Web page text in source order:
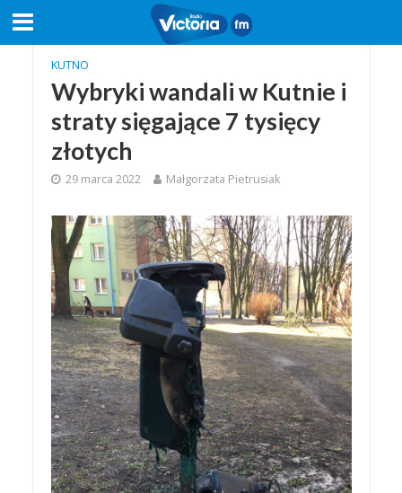
KUTNO
Wybryki wandali w Kutnie i
straty sięgające 7 tysięcy
złotych
29 marca 2022 Małgorzata Pietrusiak